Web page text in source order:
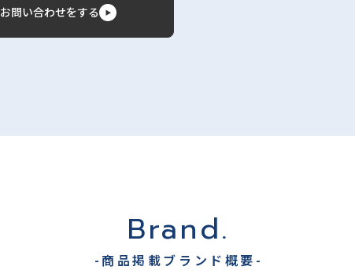
お問い合わせをする
Brand.
-商品掲載ブランド概要-